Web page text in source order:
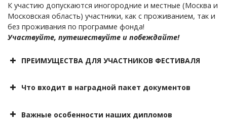
К участию допускаются иногородние и местные (Москва и
Московская область) участники, как с проживанием, так и
без проживания по программе фонда!
Участвуйте, путешествуйте и побеждайте!
ПРЕИМУЩЕСТВА ДЛЯ УЧАСТНИКОВ ФЕСТИВАЛЯ
участника
Акции 5+1, 7+1, 9+1, 11+1 на выбор -
Что входит в наградной пакет документов
дипломы
Важные особенности наших дипломов